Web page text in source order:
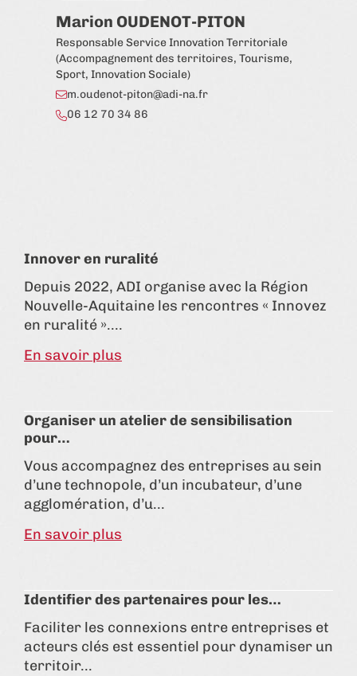
Marion OUDENOT-PITON
Responsable Service Innovation Territoriale
(Accompagnement des territoires, Tourisme,
Sport, Innovation Sociale)
m.oudenot-piton@adi-na.fr
06 12 70 34 86
Innover en ruralité
Depuis 2022, ADI organise avec la Région
Nouvelle-Aquitaine les rencontres « Innovez
en ruralité »....
En savoir plus
Organiser un atelier de sensibilisation
pour…
Vous accompagnez des entreprises au sein
d’une technopole, d’un incubateur, d’une
agglomération, d’u...
En savoir plus
Identifier des partenaires pour les…
Faciliter les connexions entre entreprises et
acteurs clés est essentiel pour dynamiser un
territoir...